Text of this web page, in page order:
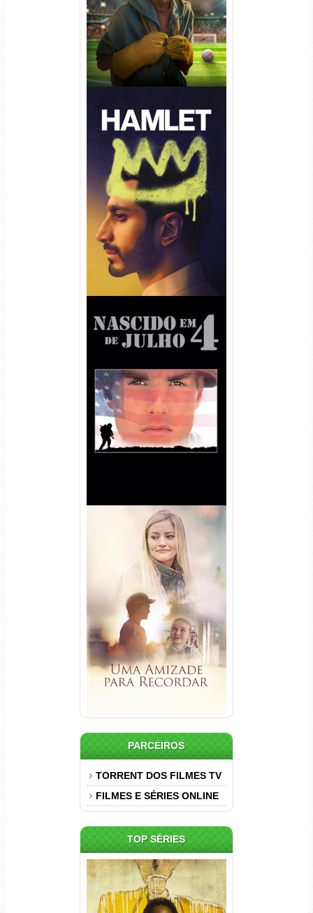
Hamlet Torrent (2026) WEB-
DL 1080p Dual Áudio
Nascido em 4 de Julho
Torrent (1989) WEB-DL 1080p
Dual Áudio
Uma Amizade para Recordar
Torrent (2025) WEB-DL 1080p
Dual Áudio
PARCEIROS
TORRENT DOS FILMES TV
FILMES E SÉRIES ONLINE
TOP SÉRIES